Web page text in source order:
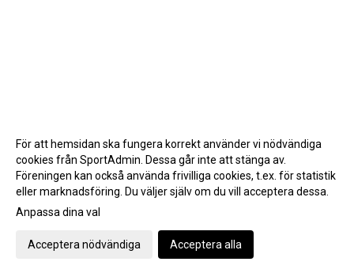
Gå till Webbversion
För att hemsidan ska fungera korrekt använder vi nödvändiga
cookies från SportAdmin. Dessa går inte att stänga av.
Föreningen kan också använda frivilliga cookies, t.ex. för statistik
eller marknadsföring. Du väljer själv om du vill acceptera dessa.
Anpassa dina val
Acceptera nödvändiga Acceptera alla